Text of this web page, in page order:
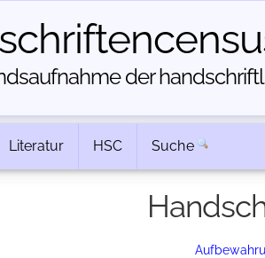
der
Literatur HSC Suche